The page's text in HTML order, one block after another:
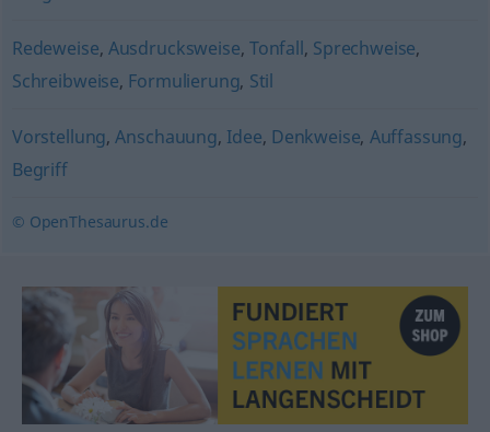
Redeweise, Ausdrucksweise, Tonfall, Sprechweise,
Schreibweise, Formulierung, Stil
Vorstellung,Anschauung, Idee, Denkweise, Auffassung,
Begriff
© OpenThesaurus.de